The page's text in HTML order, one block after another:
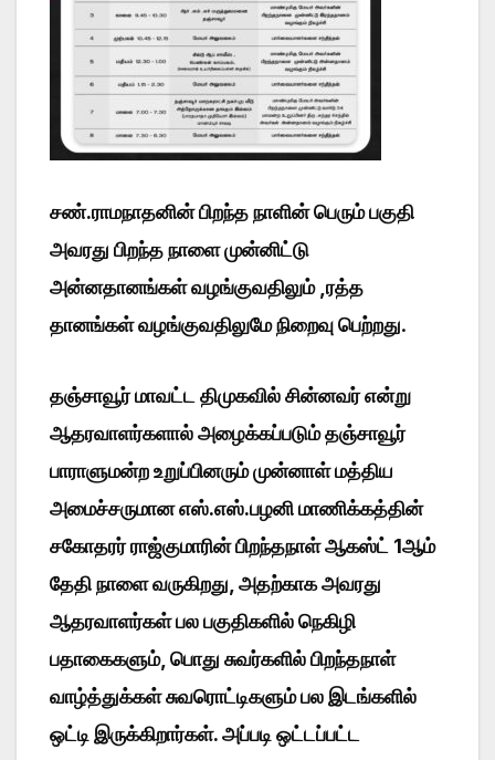
சண்.ராமநாதனின் பிறந்த நாளின் பெரும் பகுதி
அவரது பிறந்த நாளை முன்னிட்டு
அன்னதானங்கள் வழங்குவதிலும் ,ரத்த
தானங்கள் வழங்குவதிலுமே நிறைவு பெற்றது.
தஞ்சாவூர் மாவட்ட திமுகவில் சின்னவர் என்று
ஆதரவாளர்களால் அழைக்கப்படும் தஞ்சாவூர்
பாராளுமன்ற உறுப்பினரும் முன்னாள் மத்திய
அமைச்சருமான எஸ்.எஸ்.பழனி மாணிக்கத்தின்
சகோதரர் ராஜ்குமாரின் பிறந்தநாள் ஆகஸ்ட் 1ஆம்
தேதி நாளை வருகிறது, அதற்காக அவரது
ஆதரவாளர்கள் பல பகுதிகளில் நெகிழி
பதாகைகளும், பொது சுவர்களில் பிறந்தநாள்
வாழ்த்துக்கள் சுவரொட்டிகளும் பல இடங்களில்
ஒட்டி இருக்கிறார்கள். அப்படி ஒட்டப்பட்ட